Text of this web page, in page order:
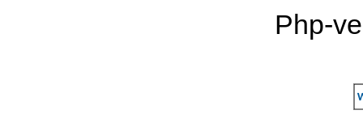
Php-